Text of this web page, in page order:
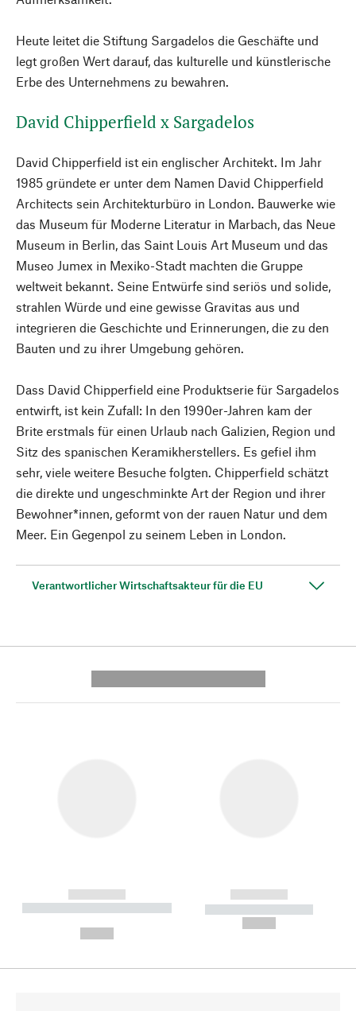
Heute leitet die Stiftung Sargadelos die Geschäfte und
legt großen Wert darauf, das kulturelle und künstlerische
Erbe des Unternehmens zu bewahren.
David Chipperfield x Sargadelos
David Chipperfield ist ein englischer Architekt. Im Jahr
1985 gründete er unter dem Namen David Chipperfield
Architects sein Architekturbüro in London. Bauwerke wie
das Museum für Moderne Literatur in Marbach, das Neue
Museum in Berlin, das Saint Louis Art Museum und das
Museo Jumex in Mexiko-Stadt machten die Gruppe
weltweit bekannt. Seine Entwürfe sind seriös und solide,
strahlen Würde und eine gewisse Gravitas aus und
integrieren die Geschichte und Erinnerungen, die zu den
Bauten und zu ihrer Umgebung gehören.
Dass David Chipperfield eine Produktserie für Sargadelos
entwirft, ist kein Zufall: In den 1990er-Jahren kam der
Brite erstmals für einen Urlaub nach Galizien, Region und
Sitz des spanischen Keramikherstellers. Es gefiel ihm
sehr, viele weitere Besuche folgten. Chipperfield schätzt
die direkte und ungeschminkte Art der Region und ihrer
Bewohner*innen, geformt von der rauen Natur und dem
Meer. Ein Gegenpol zu seinem Leben in London.
Verantwortlicher Wirtschaftsakteur für die EU
------------
----------- ----------- --------
------------
----------- -----------